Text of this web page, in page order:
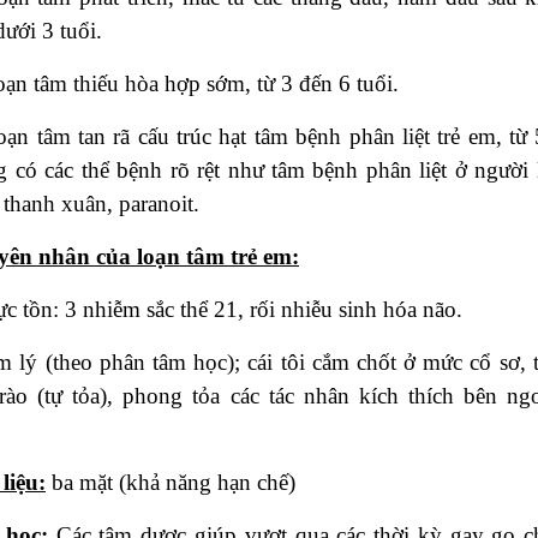
3 tuổi.
tâm thiếu hòa hợp sớm, từ 3 đến 6 tuổi.
tâm tan rã cấu trúc hạt tâm bệnh phân liệt trẻ em, từ
có các thể bệnh rõ rệt như tâm bệnh phân liệt ở người
xuân, paranoit.
nhân của loạn tâm trẻ em:
tồn: 3 nhiễm sắc thể 21, rối nhiễu sinh hóa não.
lý (theo phân tâm học); cái tôi cắm chốt ở mức cổ sơ,
(tự tỏa), phong tỏa các tác nhân kích thích bên
ba mặt (khả năng hạn chế)